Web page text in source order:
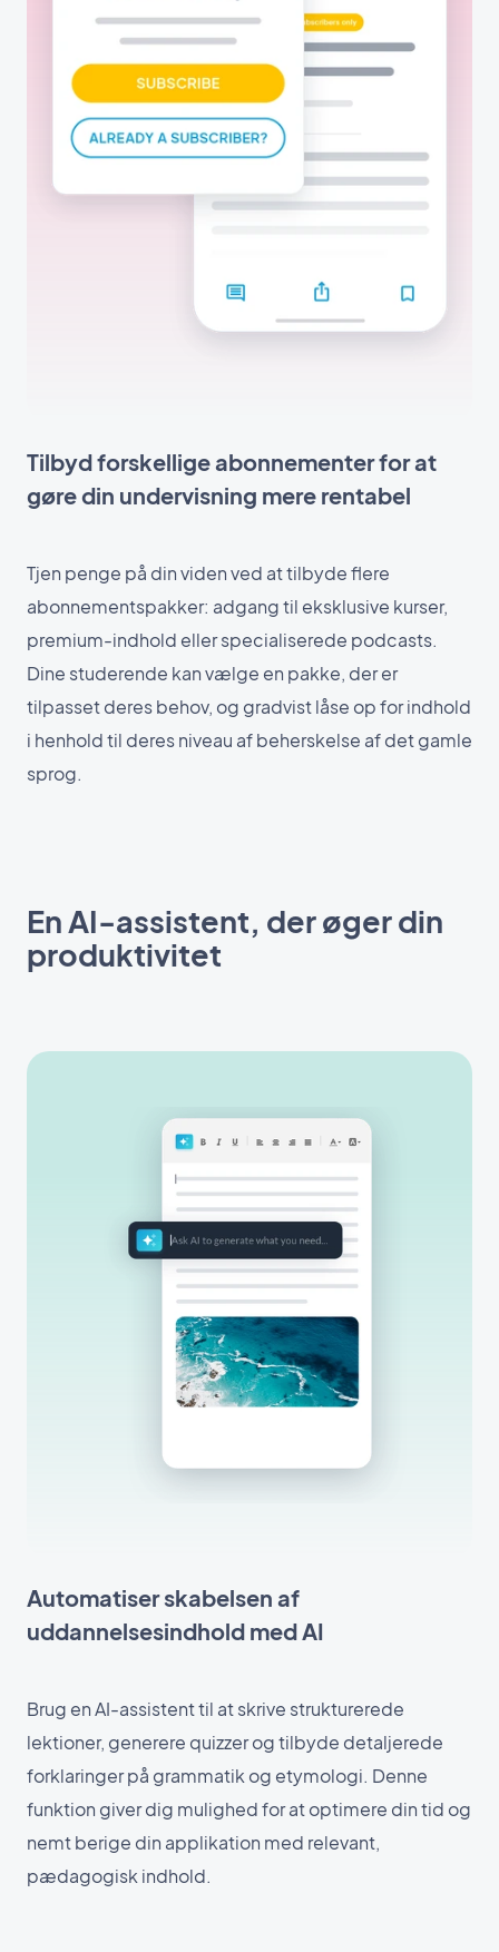
Tilbyd forskellige abonnementer for at
gøre din undervisning mere rentabel
Tjen penge på din viden ved at tilbyde flere
abonnementspakker: adgang til eksklusive kurser,
premium-indhold eller specialiserede podcasts.
Dine studerende kan vælge en pakke, der er
tilpasset deres behov, og gradvist låse op for indhold
i henhold til deres niveau af beherskelse af det gamle
sprog.
En AI-assistent, der øger din
produktivitet
Automatiser skabelsen af
uddannelsesindhold med AI
Brug en AI-assistent til at skrive strukturerede
lektioner, generere quizzer og tilbyde detaljerede
forklaringer på grammatik og etymologi. Denne
funktion giver dig mulighed for at optimere din tid og
nemt berige din applikation med relevant,
pædagogisk indhold.